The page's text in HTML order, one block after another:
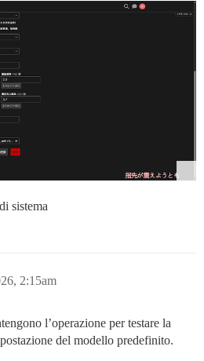
sistema
2:15am
l’operazione per testare la
del modello predefinito.